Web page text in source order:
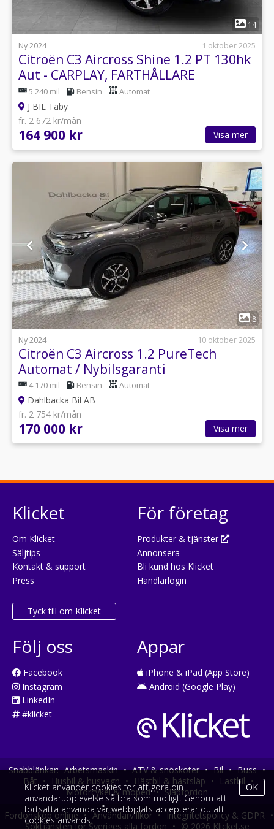
1
14
Ny 2024
1 oktober 2025
Citroën C3 Aircross Shine 1.2 PT 130hk
Aut - CARPLAY, FARTHÅLLARE
5 240 mil Bensin Automat
J BIL Täby
fr. 2 672 kr/mån
164 900 kr Visa mer
1
8
Ny 2024
10 oktober 2025
Citroën C3 Aircross 1.2 PureTech
Automat / Nybilsgaranti
4 170 mil Bensin Automat
Dahlbacka Bil AB
fr. 2 754 kr/mån
170 000 kr Visa mer
Klicket
Om Klicket
Säljtips
Kontakt & support
Press
Tyck till om Klicket
För företag
Produkter & tjänster
Annonsera
Bli kund hos Klicket
Handlarlogin
Följ oss
Facebook
Instagram
LinkedIn
#klicket
Appar
iPhone & iPad (App Store)
Android (Google Play)
Snabblänkar: Arbetsmaskin • ATV & snöskoter • Bil • Buss •
Båt • Husbil & husvagn • Hästbil & hästsläp • Lastbil •
Motorcykel & moped • Släpfordon
Fordonsköp online • Användarvillkor • Integritetspolicy & GDPR •
Söktjänsten för Sveriges alla fordon • © 2026 Klicket.se
Klicket använder cookies för att göra din
användarupplevelse så bra som möjligt. Genom att
fortsätta använda vår webbplats accepterar du att
cookies används.
OK